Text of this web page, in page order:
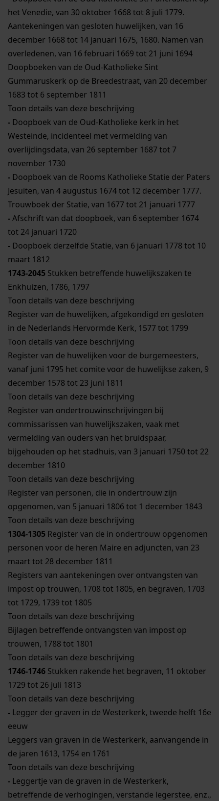
het Venedie, van 30 oktober 1668 tot 8 juli 1779.
Aantekeningen van gesloten huwelijken, van 16
december 1668 tot 14 januari 1675, 1680. Namen van
overledenen, van 16 februari 1669 tot 21 juni 1694
Doopboeken van de Oud-Katholieke Sint
Gummaruskerk op de Breedestraat, van 20 december
1683 tot 6 september 1811
Toon details van deze beschrijving
- Doopboek van de Oud-Katholieke kerk in het
Westeinde, incidenteel met vermelding van
overlijdingsdata, van 26 september 1687 tot 7
november 1730
- Doopboek van de Rooms Katholieke Statie der Paters
Jesuiten, van 4 augustus 1674 tot 12 december 1777.
Trouwboek der Statie, van 1677 tot 21 januari 1777
-Afschrift van dat doopboek, van 6 september 1674
tot 24 januari 1720
- Doopboek derzelfde Statie, van 6 januari 1778 tot 10
maart 1812
1743-2045 Stukken betreffende huwelijkszaken te
Enkhuizen, 1786, 1797
Toon details van deze beschrijving
Register van de huwelijken, afgekondigd en gesloten
in de Nederlands Hervormde Kerk, 1577 tot 1799
Toon details van deze beschrijving
Register van de huwelijken voor de burgemeesters,
vanaf juni 1795 het comite voor de huwelijkse zaken, 9
december 1578 tot 23 juni 1811
Toon details van deze beschrijving
Register van ondertrouwinschrijvingen bij
commissarissen van huwelijkszaken, vaak met
vermelding van ouders van het bruidspaar,
bijgehouden op het stadhuis, van 3 januari 1750 tot 22
december 1810
Toon details van deze beschrijving
Register van personen, die in ondertrouw zijn
opgenomen, van 5 januari 1806 tot 1 december 1843
Toon details van deze beschrijving
1304-1305 Register van de in ondertrouw opgenomen
personen voor de heren Maire en adjuncten, van 23
maart tot 28 december 1811
Registers van aantekeningen over ontvangsten van
impost op trouwen, 1708 tot 1805, en begraven, 1703
tot 1729, 1739 tot 1805
Toon details van deze beschrijving
Bijlagen betreffende ontvangsten van impost op
trouwen, 1788 tot 1801
Toon details van deze beschrijving
1746-1746 Stukken rakende het begraven, 11 oktober
1729 tot 26 juli 1813
Toon details van deze beschrijving
- Legger der graven in de Westerkerk, tweede helft 16e
eeuw
Leggers van graven in de Westerkerk, aanvangende in
de jaren 1613, 1754 en 1761
Toon details van deze beschrijving
- Leggertje van de graven in de Westerkerk,
betreffende de verhogingen, verstande legerstee, enz.,